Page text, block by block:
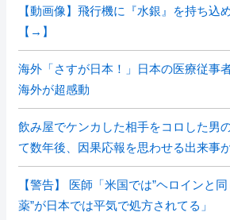
【動画像】飛行機に『水銀』を持ち込
【→】
海外「さすが日本！」日本の医療従事
海外が超感動
飲み屋でケンカした相手をコロした男
て数年後、因果応報を思わせる出来事
【警告】 医師「米国では”ヘロインと
薬”が日本では平気で処方されてる」